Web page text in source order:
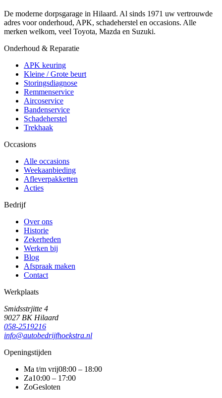
De moderne dorpsgarage in Hilaard. Al sinds 1971 uw vertrouwde
adres voor onderhoud, APK, schadeherstel en occasions. Alle
merken welkom, veel Toyota, Mazda en Suzuki.
Onderhoud & Reparatie
APK keuring
Kleine / Grote beurt
Storingsdiagnose
Remmenservice
Aircoservice
Bandenservice
Schadeherstel
Trekhaak
Occasions
Alle occasions
Weekaanbieding
Afleverpakketten
Acties
Bedrijf
Over ons
Historie
Zekerheden
Werken bij
Blog
Afspraak maken
Contact
Werkplaats
Smidsstrjitte 4
9027 BK Hilaard
058-2519216
info@autobedrijfhoekstra.nl
Openingstijden
Ma t/m vrij08:00 – 18:00
Za10:00 – 17:00
ZoGesloten